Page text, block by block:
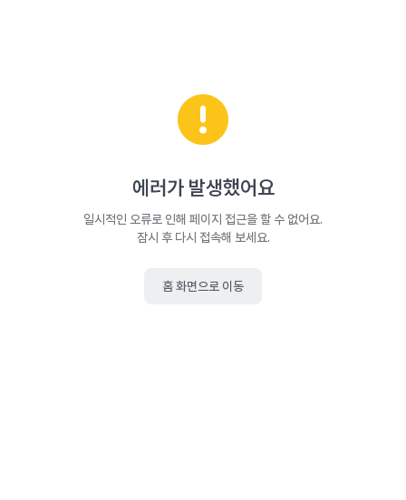
에러가 발생했어요
일시적인 오류로 인해 페이지 접근을 할 수 없어요.
잠시 후 다시 접속해 보세요.
홈 화면으로 이동